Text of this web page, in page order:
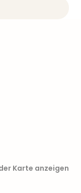
Karte anzeigen